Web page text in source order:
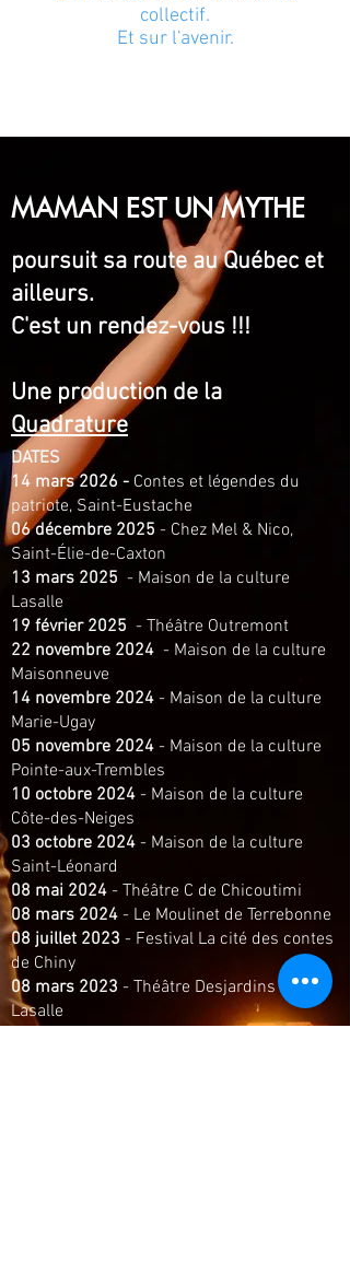
collectif.
Et sur l'avenir.
MAMAN EST UN MYTHE
poursuit sa route au Québec et
ailleurs.
C'est un rendez-vous !!!
Une production de la
Quadrature
DATES
14 mars 2026 - Contes et légendes du
patriote, Saint-Eustache
06 décembre 2025 - Chez Mel & Nico,
Saint-Élie-de-Caxton
13 mars 2025 - Maison de la culture
Lasalle
19 février 2025 - Théâtre Outremont
22 novembre 2024 - Maison de la culture
Maisonneuve
14 novembre 2024 - Maison de la culture
Marie-Ugay
05 novembre 2024 - Maison de la culture
Pointe-aux-Trembles
10 octobre 2024 - Maison de la culture
Côte-des-Neiges
03 octobre 2024 - Maison de la culture
Saint-Léonard
08 mai 2024 - Théâtre C de Chicoutimi
08 mars 2024 - Le Moulinet de Terrebonne
08 juillet 2023 - Festival La cité des contes
de Chiny
08 mars 2023 - Théâtre Desjardins de
Lasalle